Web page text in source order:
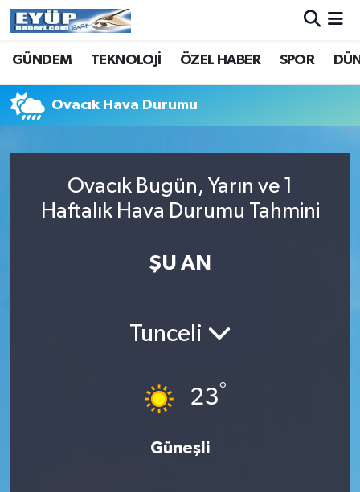
GÜNDEM TEKNOLOJİ ÖZEL HABER SPOR
Ovacık Hava Durumu
Ovacık Bugün, Yarın ve 1
Haftalık Hava Durumu Tahmini
ŞU AN
Tunceli
23°
Güneşli